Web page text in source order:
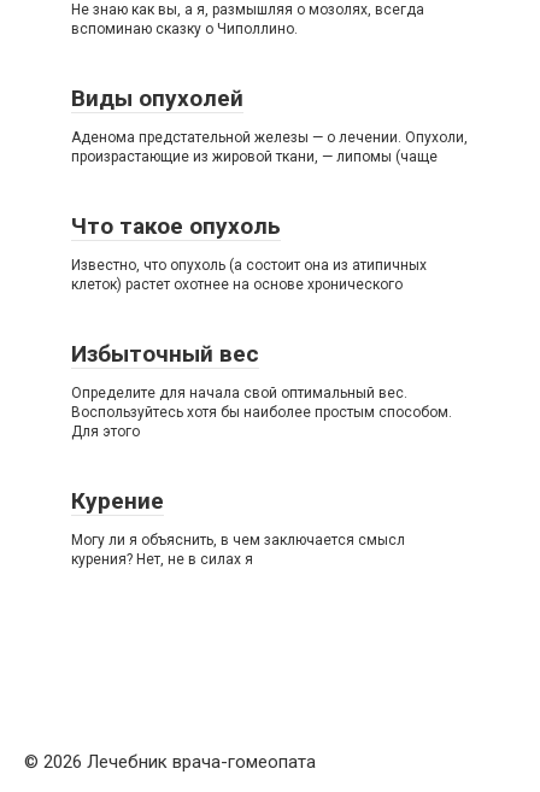
Не знаю как вы, а я, размышляя о мозолях, всегда
вспоминаю сказку о Чиполлино.
Виды опухолей
Аденома предстательной железы — о лечении. Опухоли,
произрастающие из жировой ткани, — липомы (чаще
Что такое опухоль
Известно, что опухоль (а состоит она из атипичных
клеток) растет охотнее на основе хронического
Избыточный вес
Определите для начала свой оптимальный вес.
Воспользуйтесь хотя бы наиболее простым способом.
Для этого
Курение
Могу ли я объяснить, в чем заключается смысл
курения? Нет, не в силах я
© 2026 Лечебник врача-гомеопата